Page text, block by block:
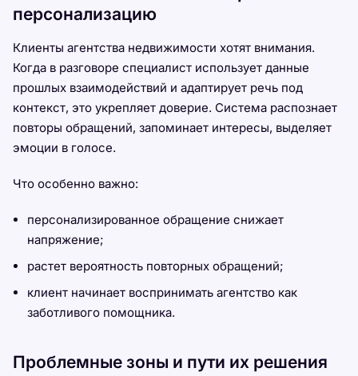
персонализацию
Клиенты агентства недвижимости хотят внимания.
Когда в разговоре специалист использует данные
прошлых взаимодействий и адаптирует речь под
контекст, это укрепляет доверие. Система распознает
повторы обращений, запоминает интересы, выделяет
эмоции в голосе.
Что особенно важно:
персонализированное обращение снижает
напряжение;
растет вероятность повторных обращений;
клиент начинает воспринимать агентство как
заботливого помощника.
Проблемные зоны и пути их решения